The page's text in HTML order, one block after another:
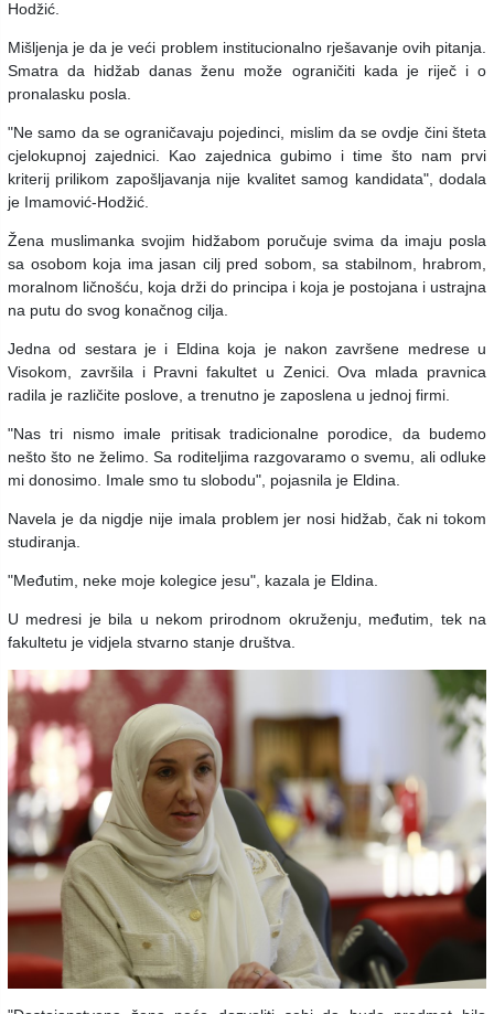
Hodžić.
Mišljenja je da je veći problem institucionalno rješavanje ovih pitanja.
Smatra da hidžab danas ženu može ograničiti kada je riječ i o
pronalasku posla.
"Ne samo da se ograničavaju pojedinci, mislim da se ovdje čini šteta
cjelokupnoj zajednici. Kao zajednica gubimo i time što nam prvi
kriterij prilikom zapošljavanja nije kvalitet samog kandidata", dodala
je Imamović-Hodžić.
Žena muslimanka svojim hidžabom poručuje svima da imaju posla
sa osobom koja ima jasan cilj pred sobom, sa stabilnom, hrabrom,
moralnom ličnošću, koja drži do principa i koja je postojana i ustrajna
na putu do svog konačnog cilja.
Jedna od sestara je i Eldina koja je nakon završene medrese u
Visokom, završila i Pravni fakultet u Zenici. Ova mlada pravnica
radila je različite poslove, a trenutno je zaposlena u jednoj firmi.
"Nas tri nismo imale pritisak tradicionalne porodice, da budemo
nešto što ne želimo. Sa roditeljima razgovaramo o svemu, ali odluke
mi donosimo. Imale smo tu slobodu", pojasnila je Eldina.
Navela je da nigdje nije imala problem jer nosi hidžab, čak ni tokom
studiranja.
"Međutim, neke moje kolegice jesu", kazala je Eldina.
U medresi je bila u nekom prirodnom okruženju, međutim, tek na
fakultetu je vidjela stvarno stanje društva.